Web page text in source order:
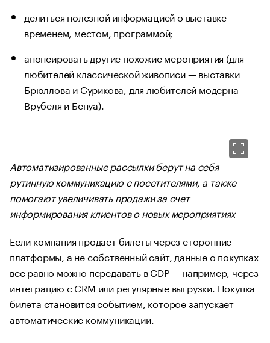
делиться полезной информацией о выставке —
временем, местом, программой;
анонсировать другие похожие мероприятия (для
любителей классической живописи — выставки
Брюллова и Сурикова, для любителей модерна —
Врубеля и Бенуа).
Автоматизированные рассылки берут на себя
рутинную коммуникацию с посетителями, а также
помогают увеличивать продажи за счет
информирования клиентов о новых мероприятиях
Если компания продает билеты через сторонние
платформы, а не собственный сайт, данные о покупках
все равно можно передавать в CDP — например, через
интеграцию с CRM или регулярные выгрузки. Покупка
билета становится событием, которое запускает
автоматические коммуникации.